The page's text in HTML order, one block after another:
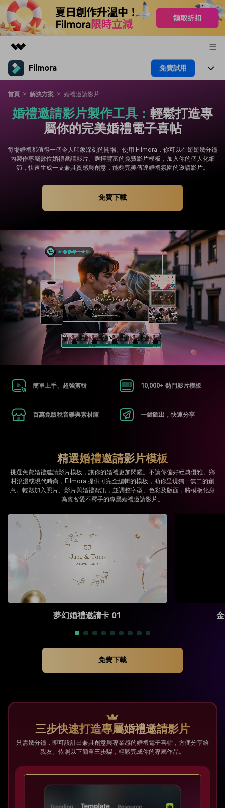
精選產品
商務
總覽
關於我們
商店
Filmora 免費試用
產品
平台
素材
AI
音訊
熱門人群
部落格
AI 進階 & 福利
收錄 100+ 熱門影片提示詞，快
速生成相似風格影片
每邀請一位連結註冊，就能獲得
100 點兌積分
聯絡我們
我們隨時為您提供協助
案例分享
如何用 Filmora 做出影響力
聯盟計劃
開啟企業級合作夥伴關係
企業服務
簡單的商業影片解決方案
幫助中心
立即購買 登入
搜尋
首頁 解決方案 婚禮邀請影片
婚禮邀請影片製作工具： 輕鬆打造專
屬你的完美婚禮電子喜帖
每場婚禮都值得一個令人印象深刻的開場。使用 Filmora，你可以在短短幾分鐘
內製作專屬數位婚禮邀請影片。選擇豐富的免費影片模板，加入你的個人化細
節，快速生成一支兼具質感與創意，能夠完美傳達婚禮氛圍的邀請影片。
免費下載
簡單上手、超強剪輯 10,000+ 熱門影片模板
百萬免版稅音樂與素材庫 一鍵匯出，快速分享
精選婚禮邀請影片模板
挑選免費婚禮邀請影片模板，讓你的婚禮更加閃耀。不論你偏好經典優雅、鄉
村浪漫或現代時尚，Filmora 提供可完全編輯的模板，助你呈現獨一無二的創
意。輕鬆加入照片、影片與婚禮資訊，並調整字型、色彩及版面，將模板化身
為賓客愛不釋手的專屬婚禮邀請影片。
夢幻婚禮邀請卡 01
免費下載
三步快速打造專屬婚禮邀請影片
只需幾分鐘，即可設計出兼具創意與專業感的婚禮電子喜帖，方便分享給
親友。依照以下簡單三步驟，輕鬆完成你的專屬作品。